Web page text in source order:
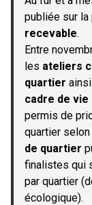
publiée sur
recevable.
Entre
les ateliers
quartier
cadre de
permis de
quartier
de quartier
finalistes qui
par quartier
écologique).